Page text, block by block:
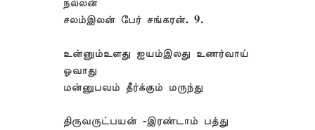
நல்லன்
சலம்இலன் பேர் சங்கரன். 9.
உன்னும்உளது ஐயம்இலது உணர்வாய்
ஓவாது
மன்னுபவம் தீர்க்கும் மருந்து
திருவருட்பயன் -இரண்டாம் பத்து